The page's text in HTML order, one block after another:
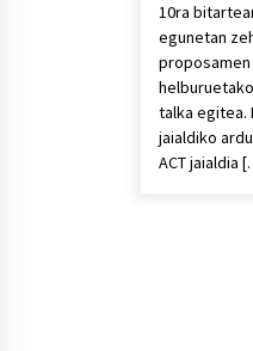
10ra
egunetan
talka egitea.
jaialdiko
ACT jaialdia